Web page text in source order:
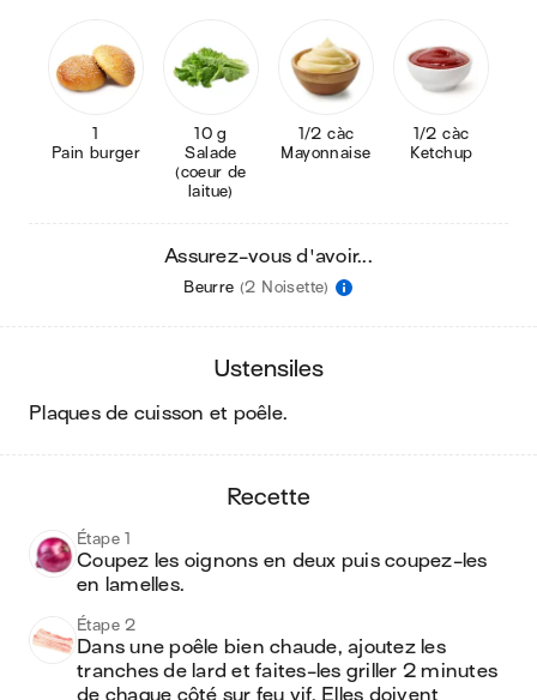
1
Pain burger
10 g
Salade
(coeur de
laitue)
1/2 càc
Mayonnaise
1/2 càc
Ketchup
Assurez-vous d'avoir...
Beurre (2 Noisette)
ustensiles
plaques de cuisson et poêle.
recette
Étape 1
Coupez les oignons en deux puis coupez-les
en lamelles.
Étape 2
Dans une poêle bien chaude, ajoutez les
tranches de lard et faites-les griller 2 minutes
de chaque côté sur feu vif. Elles doivent